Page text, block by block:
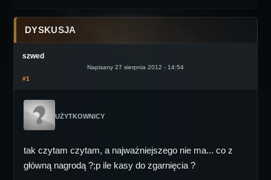
DYSKUSJA
szwed
Napisany 27 sierpnia 2012 - 14:54
#1
UŻYTKOWNICY
tak czytam czytam, a najważniejszego nie ma... co z
główną nagrodą ?;p ile kasy do zgarnięcia ?